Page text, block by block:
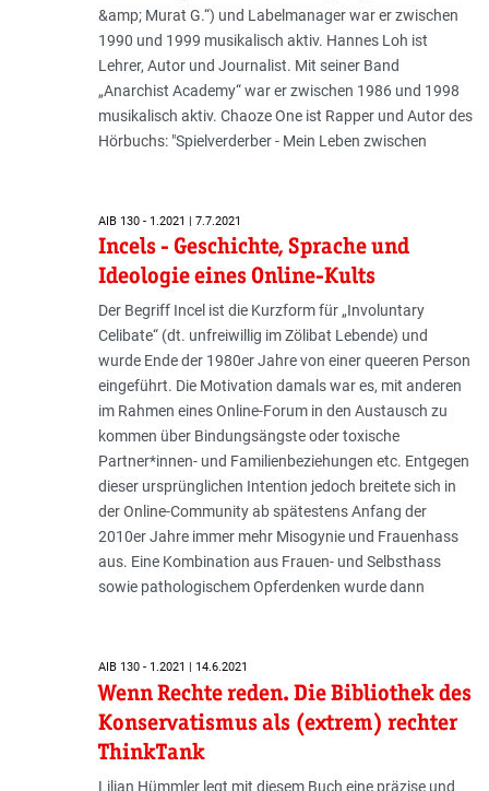
&amp; Murat G.“) und Labelmanager war er zwischen
1990 und 1999 musikalisch aktiv. Hannes Loh ist
Lehrer, Autor und Journalist. Mit seiner Band
„Anarchist Acade­my“ war er zwischen 1986 und 1998
musikalisch aktiv. Chaoze One ist Rapper und Autor des
Hörbuchs: "Spielverderber - Mein Leben zwischen
AIB 130 - 1.2021 | 7.7.2021
Incels - Geschichte, Sprache und
Ideologie eines Online-Kults
Der Begriff Incel ist die Kurzform für „Involuntary
Celibate“ (dt. unfreiwillig im Zölibat Lebende) und
wurde Ende der 1980er Jahre von einer queeren Person
eingeführt. Die Motivation damals war es, mit anderen
im Rahmen eines Online-Forum in den Austausch zu
kommen über Bindungsängste oder toxische
Partner*innen- und Familienbeziehungen etc. Entgegen
dieser ursprünglichen Intention jedoch breitete sich in
der Online-Community ab spätestens Anfang der
2010er Jahre immer mehr Misogynie und Frauenhass
aus. Eine Kombination aus Frauen- und Selbsthass
sowie pathologischem Opferdenken wurde dann
AIB 130 - 1.2021 | 14.6.2021
Wenn Rechte reden. Die Bibliothek des
Konservatismus als (extrem) rechter
ThinkTank
Lilian Hümmler legt mit diesem Buch eine präzise und